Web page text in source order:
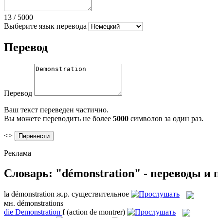
13 / 5000
Выберите язык перевода
Перевод
Перевод
Ваш текст переведен частично.
Вы можете переводить не более 5000 символов за один раз.
<>
Реклама
Словарь: "démonstration" - переводы и
la démonstration ж.р. существительное
мн. démonstrations
die Demonstration f (action de montrer)